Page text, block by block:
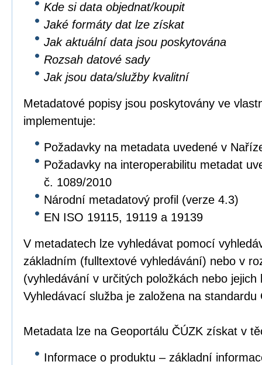
Kde si data objednat/koupit
Jaké formáty dat lze získat
Jak aktuální data jsou poskytována
Rozsah datové sady
Jak jsou data/služby kvalitní
Metadatové popisy jsou poskytovány ve
implementuje:
Požadavky na metadata uvedené v
Požadavky na interoperabilitu metadat
č. 1089/2010
Národní metadatový profil (verze 4.3)
EN ISO 19115, 19119 a 19139
V metadatech lze vyhledávat pomocí
základním (fulltextové vyhledávání) nebo v
(vyhledávání v určitých položkách nebo jejich
Vyhledávací služba je založena na standardu
Metadata lze na Geoportálu ČÚZK získat v
Informace o produktu – základní